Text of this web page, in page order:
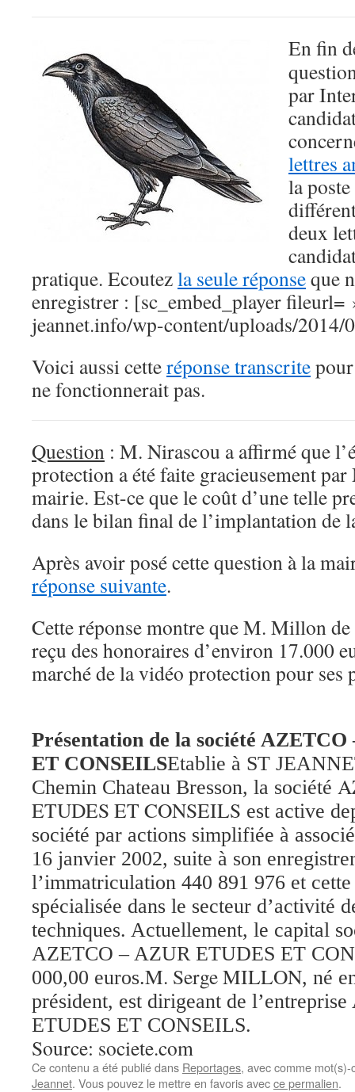
En fin
par
lettres
la
deux
pratique. Ecoutezla seule réponseque
enregistrer : [sc_embed_player fileurl=
jeannet.info/wp-content/uploads/2014/
Voici aussi cetteréponse transcrite
ne fonctionnerait pas.
Question : M. Nirascou a affirmé que
protection a été faite gracieusement
mairie. Est-ce que le coût d’une telle
dans le bilan final de l’implantation de
Après avoir posé cette question à la
réponse suivante.
Cette réponse montre que M. Millon
reçu des honoraires d’environ 17.000
marché de la vidéo protection pour ses
Présentation de la société
ET CONSEILSEtablie à ST
Chemin Chateau Bresson, la société
ETUDES ET CONSEILS est active
société par actions simplifiée à
16 janvier 2002, suite à son
l’immatriculation 440 891 976 et
spécialisée dans le secteur d’activité
techniques. Actuellement, le capital
AZETCO – AZUR ETUDES ET
000,00 euros.M. Serge MILLON, né
président, est dirigeant de
ETUDES ET CONSEILS.
Source: societe.com
Ce contenu a été publié dans Reportages, avec comme
Jeannet. Vous pouvez le mettre en favoris avecce permalien.